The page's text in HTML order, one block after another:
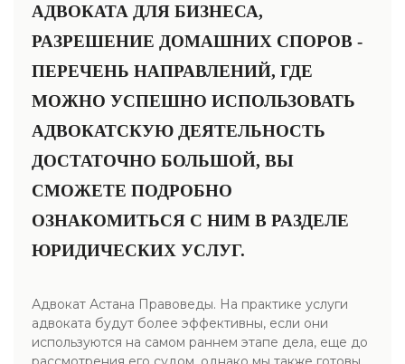
АДВОКАТА ДЛЯ БИЗНЕСА,
РАЗРЕШЕНИЕ ДОМАШНИХ СПОРОВ -
ПЕРЕЧЕНЬ НАПРАВЛЕНИЙ, ГДЕ
МОЖНО УСПЕШНО ИСПОЛЬЗОВАТЬ
АДВОКАТСКУЮ ДЕЯТЕЛЬНОСТЬ
ДОСТАТОЧНО БОЛЬШОЙ, ВЫ
СМОЖЕТЕ ПОДРОБНО
ОЗНАКОМИТЬСЯ С НИМ В РАЗДЕЛЕ
ЮРИДИЧЕСКИХ УСЛУГ.
Адвокат Астана Правоведы. На практике услуги
адвоката будут более эффективны, если они
используются на самом раннем этапе дела, еще до